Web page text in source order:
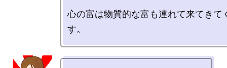
心の富は物質的な富も連れて来てきて